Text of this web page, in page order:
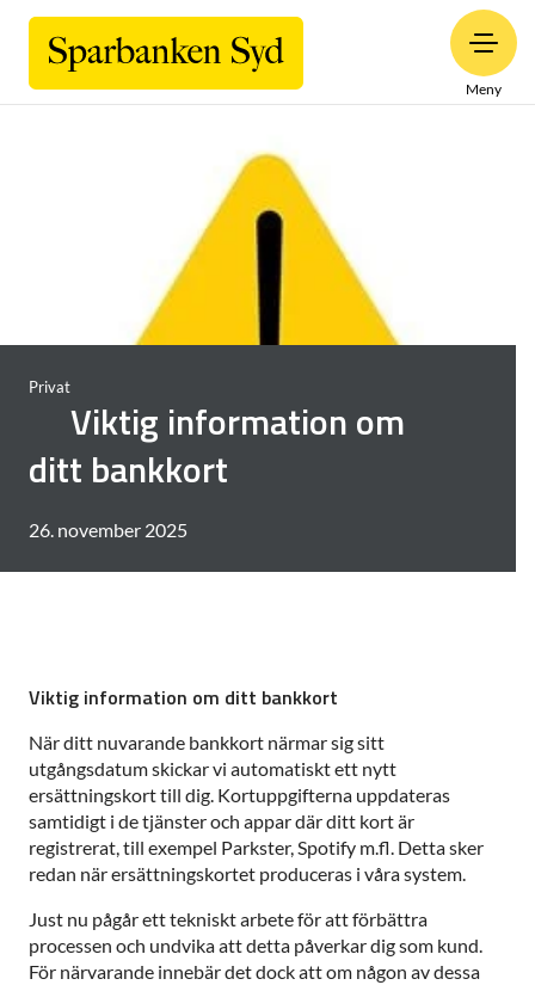
Meny
Privat
Viktig information om
ditt bankkort
26. november 2025
Viktig information om ditt bankkort
När ditt nuvarande bankkort närmar sig sitt
utgångsdatum skickar vi automatiskt ett nytt
ersättningskort till dig. Kortuppgifterna uppdateras
samtidigt i de tjänster och appar där ditt kort är
registrerat, till exempel Parkster, Spotify m.fl. Detta sker
redan när ersättningskortet produceras i våra system.
Just nu pågår ett tekniskt arbete för att förbättra
processen och undvika att detta påverkar dig som kund.
För närvarande innebär det dock att om någon av dessa